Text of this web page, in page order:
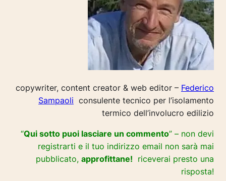
copywriter, content creator & web editor – Federico
Sampaoli consulente tecnico per l’isolamento
termico dell’involucro edilizio
“Qui sotto puoi lasciare un commento” – non devi
registrarti e il tuo indirizzo email non sarà mai
pubblicato, approfittane! riceverai presto una
risposta!